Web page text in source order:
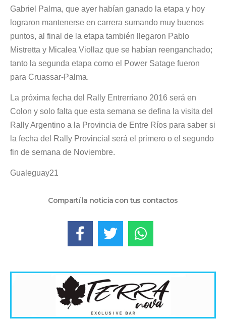
Gabriel Palma, que ayer habían ganado la etapa y hoy
lograron mantenerse en carrera sumando muy buenos
puntos, al final de la etapa también llegaron Pablo
Mistretta y Micalea Viollaz que se habían reenganchado;
tanto la segunda etapa como el Power Satage fueron
para Cruassar-Palma.
La próxima fecha del Rally Entrerriano 2016 será en
Colon y solo falta que esta semana se defina la visita del
Rally Argentino a la Provincia de Entre Ríos para saber si
la fecha del Rally Provincial será el primero o el segundo
fin de semana de Noviembre.
Gualeguay21
Compartí la noticia con tus contactos